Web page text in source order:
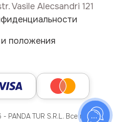
Vasile Alecsandri 121
положения
TUR S.R.L. Все права